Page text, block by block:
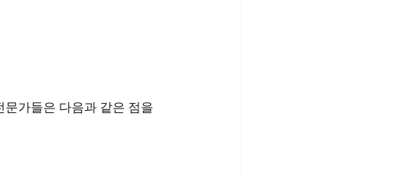
가들은 다음과 같은 점을